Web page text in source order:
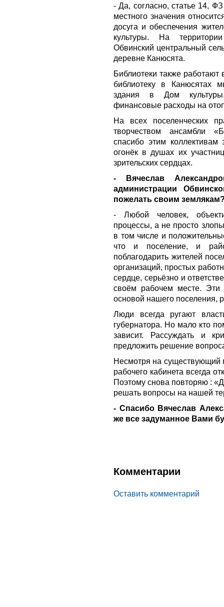
- Да, согласно, статье 14,
местного значения
досуга и обеспечения
культуры. На
Обвинский центральный
деревне Канюсята.
Библиотеки также
библиотеку в Канюсятах
здания в Дом культуры,
финансовые расходы на
На всех поселенческих
творчеством ансамбли
спасибо этим коллективам
огонёк в душах их
зрительских сердцах.
- Вячеслав
администрации
пожелать своим
- Любой человек,
процессы, а не просто
в том числе и
что и поселение, и
поблагодарить жителей
организаций, простых
сердце, серьёзно и
своём рабочем месте.
основой нашего поселения,
Люди всегда ругают
губернатора. Но мало кто
зависит. Рассуждать и
предложить решение
Несмотря на существующий
рабочего кабинета всегда
Поэтому снова повторяю :
решать вопросы на нашей
- Спасибо Вячеслав
же все задуманное Вами
Комментарии
Оставить комментарий